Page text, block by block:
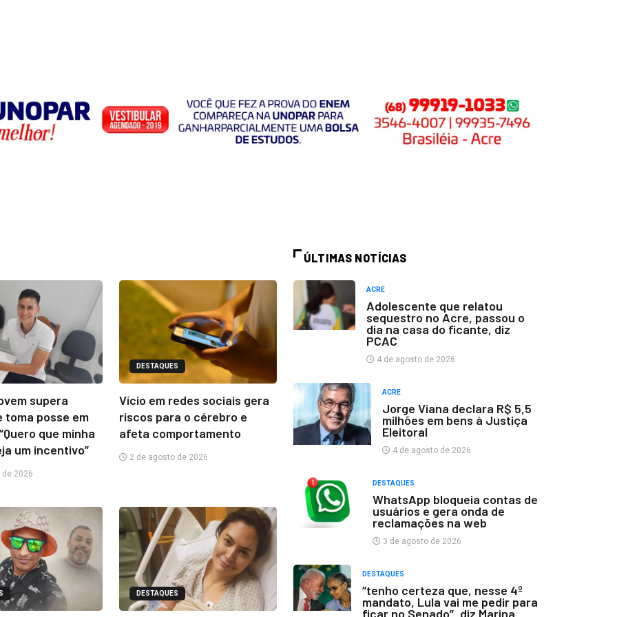
supera
toma posse em
que minha
um incentivo”
2026
DESTAQUES
Vício em redes sociais gera
riscos para o cérebro e
afeta comportamento
2 de agosto de 2026
DESTAQUES
ÚLTIMAS NOTÍCIAS
ACRE
Adolescente que relatou
sequestro no Acre, passou o
dia na casa do ficante, diz
PCAC
4 de agosto de 2026
ACRE
Jorge Viana declara R$ 5,5
milhões em bens à Justiça
Eleitoral
4 de agosto de 2026
DESTAQUES
WhatsApp bloqueia contas de
usuários e gera onda de
reclamações na web
3 de agosto de 2026
DESTAQUES
“tenho certeza que, nesse 4º
mandato, Lula vai me pedir para
ficar no Senado”, diz Marina